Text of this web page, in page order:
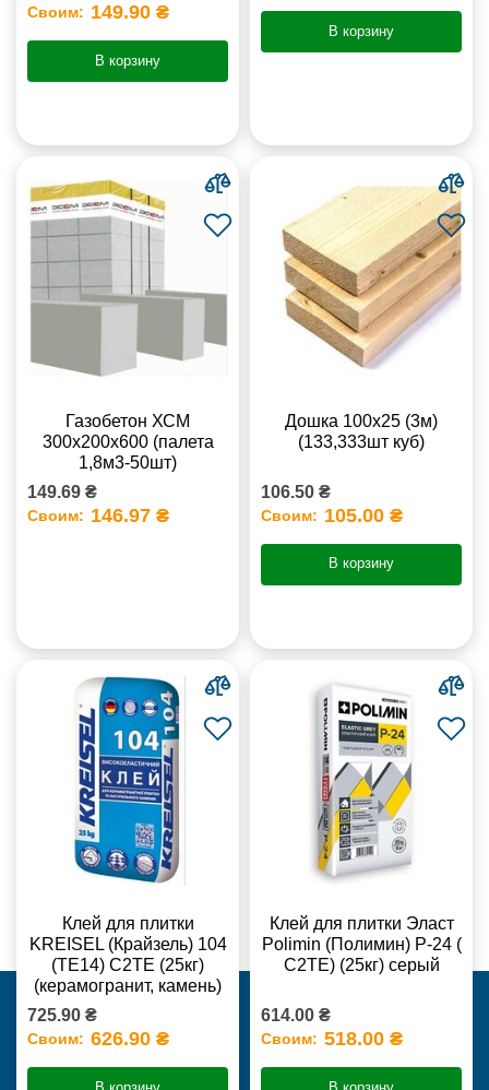
Своим: 149.90 ₴
В корзину
В корзину
Газобетон ХСМ
300x200x600 (палета
1,8м3-50шт)
149.69 ₴
Своим: 146.97 ₴
Дошка 100х25 (3м)
(133,333шт куб)
106.50 ₴
Своим: 105.00 ₴
В корзину
Клей для плитки
KREISEL (Крайзель) 104
(ТЕ14) С2TE (25кг)
(керамогранит, камень)
725.90 ₴
Своим: 626.90 ₴
Клей для плитки Эласт
Polimin (Полимин) Р-24 (
С2ТЕ) (25кг) серый
614.00 ₴
Своим: 518.00 ₴